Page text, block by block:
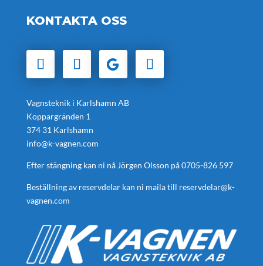
KONTAKTA OSS
Vagnsteknik i Karlshamn AB
Koppargränden 1
374 31 Karlshamn
info@k-vagnen.com
Efter stängning kan ni nå Jörgen Olsson på0705-826 597
Beställning av reservdelar kan ni maila till reservdelar@k-
vagnen.com